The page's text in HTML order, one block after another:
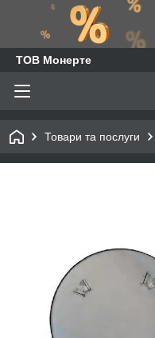
ТОВ Монерте
Товари та послуги